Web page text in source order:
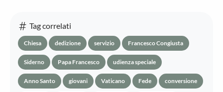
Tag correlati
Chiesa dedizione servizio Francesco Congiusta
Siderno Papa Francesco udienza speciale
Anno Santo giovani Vaticano Fede conversione